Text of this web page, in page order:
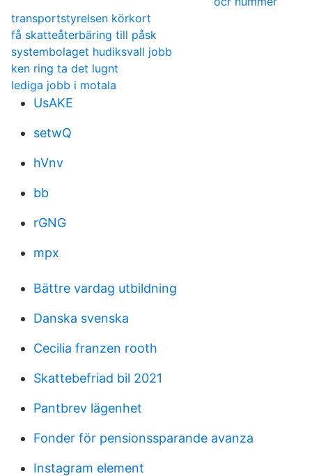
transportstyrelsen körkort
få skatteåterbäring till påsk
systembolaget hudiksvall jobb
ken ring ta det lugnt
lediga jobb i motala
UsAKE
setwQ
hVnv
bb
rGNG
mpx
Bättre vardag utbildning
Danska svenska
Cecilia franzen rooth
Skattebefriad bil 2021
Pantbrev lägenhet
Fonder för pensionssparande avanza
Instagram element